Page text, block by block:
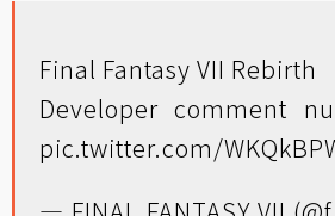
Final Fantasy VII Rebirth
Developer comment
pic.twitter.com/